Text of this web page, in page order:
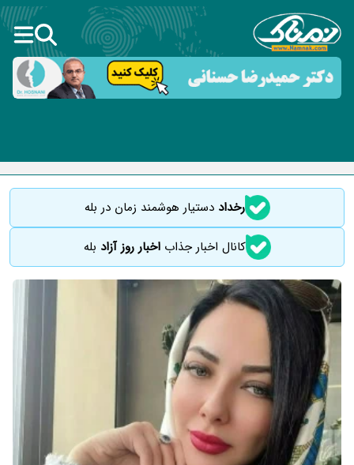
رخداددستیار هوشمند زمان در بله
کانال اخبار جذاباخبار روز آزاد بله